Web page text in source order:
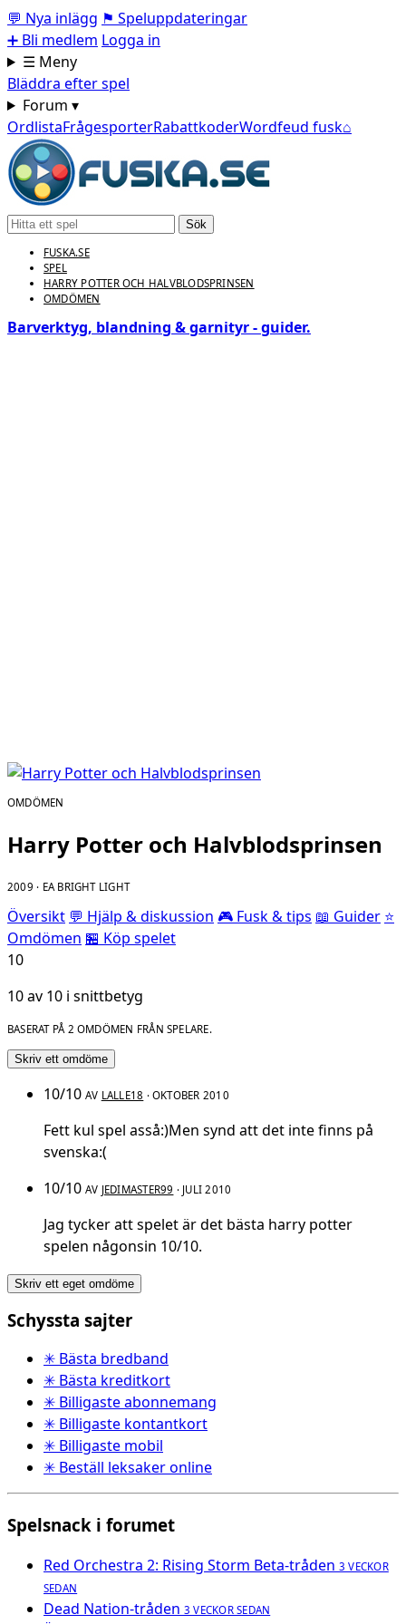
💬 Nya inlägg ⚑ Speluppdateringar
➕ Bli medlem Logga in
☰ Meny
Bläddra efter spel
Forum ▾
OrdlistaFrågesporterRabattkoderWordfeud fusk⌂
Sök
FUSKA.SE
SPEL
HARRY POTTER OCH HALVBLODSPRINSEN
OMDÖMEN
Barverktyg, blandning & garnityr - guider.
OMDÖMEN
Harry Potter och Halvblodsprinsen
2009 · EA BRIGHT LIGHT
Översikt 💬 Hjälp & diskussion 🎮 Fusk & tips 📖 Guider ⭐
Omdömen 🏪 Köp spelet
10
10 av 10 i snittbetyg
BASERAT PÅ 2 OMDÖMEN FRÅN SPELARE.
Skriv ett omdöme
10/10 AV LALLE18 · OKTOBER 2010
Fett kul spel asså:)Men synd att det inte finns på
svenska:(
10/10 AV JEDIMASTER99 · JULI 2010
Jag tycker att spelet är det bästa harry potter
spelen någonsin 10/10.
Skriv ett eget omdöme
Schyssta sajter
✳ Bästa bredband
✳ Bästa kreditkort
✳ Billigaste abonnemang
✳ Billigaste kontantkort
✳ Billigaste mobil
✳ Beställ leksaker online
Spelsnack i forumet
Red Orchestra 2: Rising Storm Beta-tråden 3 VECKOR
SEDAN
Dead Nation-tråden 3 VECKOR SEDAN